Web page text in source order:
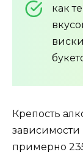
как
Крепость
зависимости
примерно